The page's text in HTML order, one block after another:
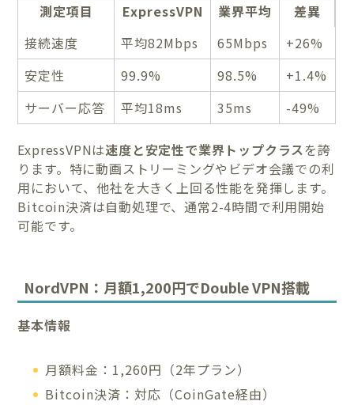
測定項目 ExpressVPN 業界平均
差異
接続速度
平均82Mbps 65Mbps
+26%
安定性
99.9% 98.5%
+1.4%
サーバー応答
平均18ms 35ms -49%
ExpressVPNは速度と安定性で業界トップクラスを誇
ります。特に動画ストリーミングやビデオ会議での利
用において、他社を大きく上回る性能を発揮します。
Bitcoin決済は自動処理で、通常2-4時間で利用開始
可能です。
NordVPN：月額1,200円でDouble VPN搭載
基本情報
月額料金：1,260円（2年プラン）
Bitcoin決済：対応（CoinGate経由）